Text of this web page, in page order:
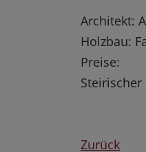
Architekt:
Holzbau:
Preise:
Steirischer
Zurück